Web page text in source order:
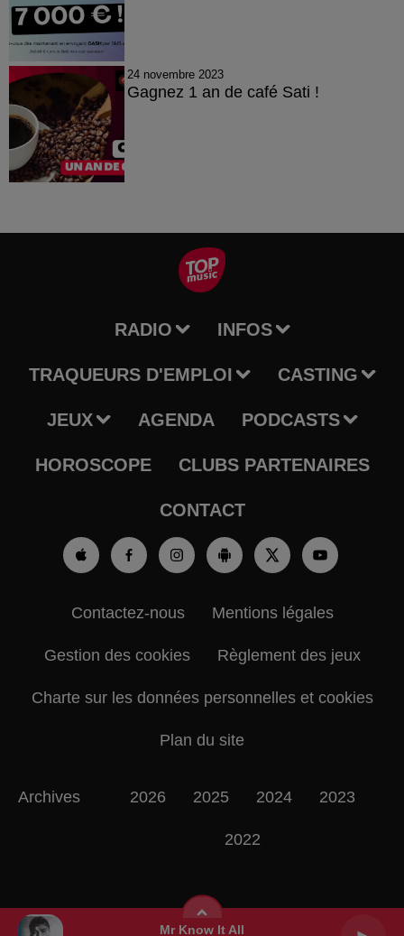
Mr Know It All
24 novembre 2023
Gagnez 1 an de café Sati !
RADIO INFOS
TRAQUEURS D'EMPLOI CASTING
JEUX AGENDA PODCASTS
HOROSCOPE CLUBS PARTENAIRES
CONTACT
Contactez-nous Mentions légales
Gestion des cookies Règlement des jeux
Charte sur les données personnelles et cookies
Plan du site
Archives 2026 2025 2024 2023
2022